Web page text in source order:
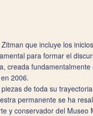
que incluye los
para formar el
creada
2006.
de toda su
permanente se ha
y conservador del